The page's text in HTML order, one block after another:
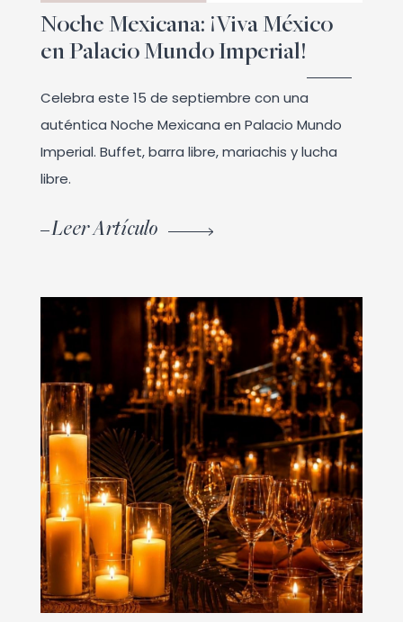
Noche Mexicana: ¡Viva México
en Palacio Mundo Imperial!
Celebra este 15 de septiembre con una
auténtica Noche Mexicana en Palacio Mundo
Imperial. Buffet, barra libre, mariachis y lucha
libre.
Leer Artículo